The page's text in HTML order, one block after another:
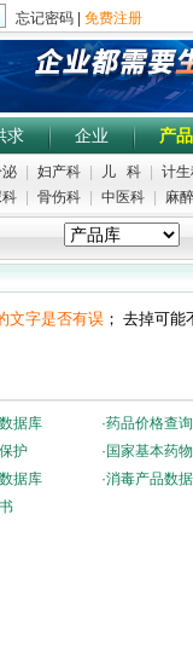
求 企业 产品
妇产科 儿 科 计生
骨伤科 中医科 麻
文字是否有误 ； 去掉可
据库 ·药品价格查询
护 · 国家基本药物
据库 ·消毒产品数